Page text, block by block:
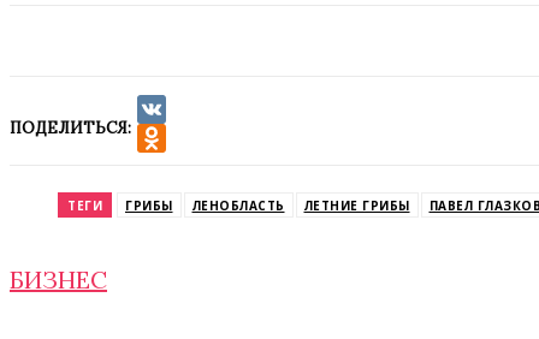
ПОДЕЛИТЬСЯ:
VK
ТЕГИ ГРИБЫ ЛЕНОБЛАСТЬ ЛЕТНИЕ ГРИБЫ ПАВЕЛ
БИЗНЕС